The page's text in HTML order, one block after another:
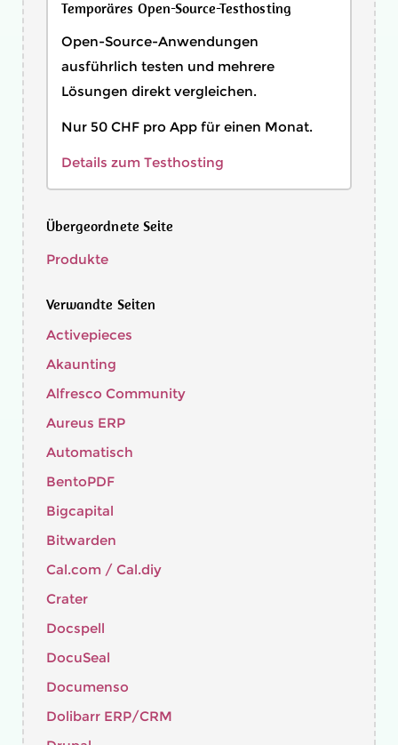
Temporäres Open-Source-Testhosting
Open-Source-Anwendungen
ausführlich testen und mehrere
Lösungen direkt vergleichen.
Nur 50 CHF pro App für einen Monat.
Details zum Testhosting
Übergeordnete Seite
Produkte
Verwandte Seiten
Activepieces
Akaunting
Alfresco Community
Aureus ERP
Automatisch
BentoPDF
Bigcapital
Bitwarden
Cal.com / Cal.diy
Crater
Docspell
DocuSeal
Documenso
Dolibarr ERP/CRM